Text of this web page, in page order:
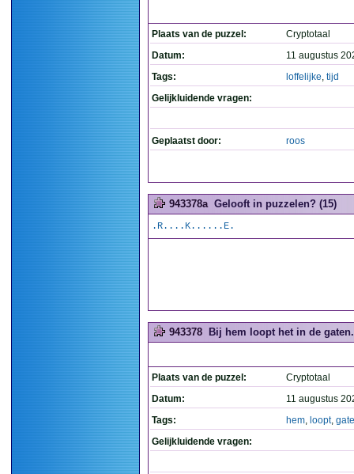
Plaats van de puzzel:
Cryptotaal
Datum:
11 augustus
Tags:
loffelijke, tijd
Gelijkluidende vragen:
Geplaatst door: roos
943378a Gelooft in puzzelen? (15)
.R....K......E.
943378 Bij hem loopt het in de
Plaats van de puzzel:
Cryptotaal
Datum:
11 augustus
Tags:
hem, loopt,
Gelijkluidende vragen: